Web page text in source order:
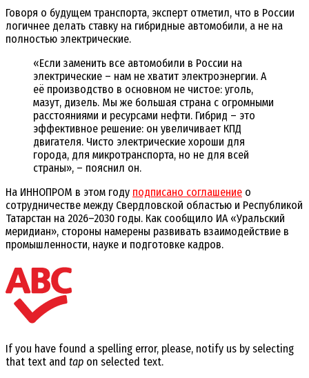
Говоря о будущем транспорта, эксперт отметил, что в России
логичнее делать ставку на гибридные автомобили, а не на
полностью электрические.
«Если заменить все автомобили в России на
электрические – нам не хватит электроэнергии. А
её производство в основном не чистое: уголь,
мазут, дизель. Мы же большая страна с огромными
расстояниями и ресурсами нефти. Гибрид – это
эффективное решение: он увеличивает КПД
двигателя. Чисто электрические хороши для
города, для микротранспорта, но не для всей
страны», – пояснил он.
На ИННОПРОМ в этом году подписано соглашение о
сотрудничестве между Свердловской областью и Республикой
Татарстан на 2026–2030 годы. Как сообщило ИА «Уральский
меридиан», стороны намерены развивать взаимодействие в
промышленности, науке и подготовке кадров.
If you have found a spelling error, please, notify us by selecting
that text and tap on selected text.